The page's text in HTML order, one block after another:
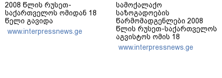
2008 წლის რუსეთ-
საქართველოს ომიდან 18
წელი გავიდა
www.interpressnews.ge
სამოქალაქო
საზოგადოების
წარმომადგენლები 2008
წლის რუსეთ-საქართველოს
აგვისტოს ომის 18
წლისთავთან
დაკავშირებით ერთობლივ
www.interpressnews.ge